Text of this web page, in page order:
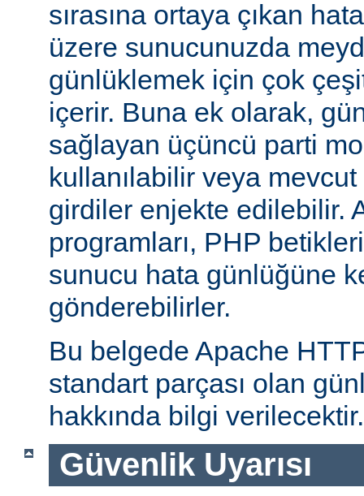
sırasına ortaya çıkan
üzere sunucunuzda
günlüklemek için çok
içerir. Buna ek olarak,
sağlayan üçüncü parti
kullanılabilir veya
girdiler enjekte edilebilir.
programları, PHP
sunucu hata günlüğüne
gönderebilirler.
Bu belgede Apache
standart parçası olan
hakkında bilgi verilecektir.
Güvenlik Uyarısı